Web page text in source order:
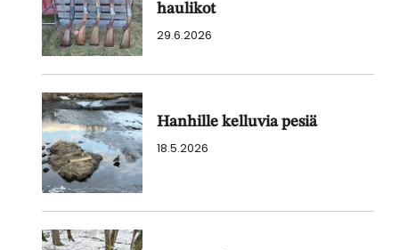
haulikot
29.6.2026
Hanhille kelluvia pesiä
18.5.2026